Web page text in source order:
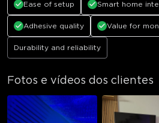
Ease of setup Smart home
Adhesive quality Value for
Durability and reliability
Fotos e vídeos dos clientes